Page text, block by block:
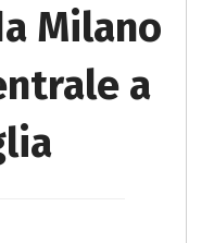
Milano
a